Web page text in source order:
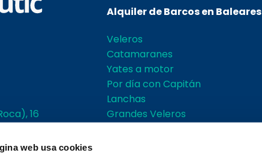
web usa cookies
16
18:00h
Alquiler de Barcos en Baleares
Veleros
Catamaranes
Yates a motor
Por día con Capitán
Lanchas
Grandes Veleros